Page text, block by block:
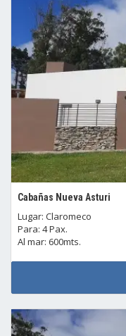
Cabañas Nueva Asturi
Lugar: Claromeco
Para: 4 Pax.
Al mar: 600mts.